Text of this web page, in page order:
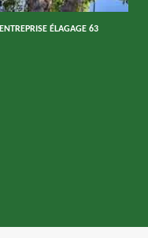
ENTREPRISE ÉLAGAGE 63